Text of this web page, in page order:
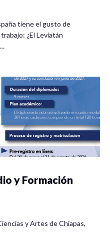
tiene el gusto de
¿El Leviatán
y Formación
y Artes de Chiapas,